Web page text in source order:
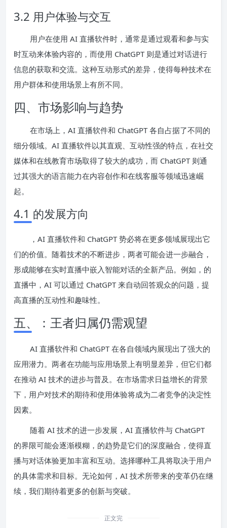
3.2 用户体验与交互
用户在使用 AI 直播软件时，通常是通过观看和参与实
时互动来体验内容的，而使用 ChatGPT 则是通过对话进行
信息的获取和交流。这种互动形式的差异，使得每种技术在
用户群体和使用场景上有所不同。
四、市场影响与趋势
在市场上，AI 直播软件和 ChatGPT 各自占据了不同的
细分领域。AI 直播软件以其直观、互动性强的特点，在社交
媒体和在线教育市场取得了较大的成功，而 ChatGPT 则通
过其强大的语言能力在内容创作和在线客服等领域迅速崛
起。
4.1 的发展方向
，AI 直播软件和 ChatGPT 势必将在更多领域展现出它
们的价值。随着技术的不断进步，两者可能会进一步融合，
形成能够在实时直播中嵌入智能对话的全新产品。例如，的
直播中，AI 可以通过 ChatGPT 来自动回答观众的问题，提
高直播的互动性和趣味性。
五、：王者归属仍需观望
AI 直播软件和 ChatGPT 在各自领域内展现出了强大的
应用潜力。两者在功能与应用场景上有明显差异，但它们都
在推动 AI 技术的进步与普及。在市场需求日益增长的背景
下，用户对技术的期待和使用体验将成为二者竞争的决定性
因素。
随着 AI 技术的进一步发展，AI 直播软件与 ChatGPT
的界限可能会逐渐模糊，的趋势是它们的深度融合，使得直
播与对话体验更加丰富和互动。选择哪种工具将取决于用户
的具体需求和目标。无论如何，AI 技术所带来的变革仍在继
续，我们期待着更多的创新与突破。
正文完